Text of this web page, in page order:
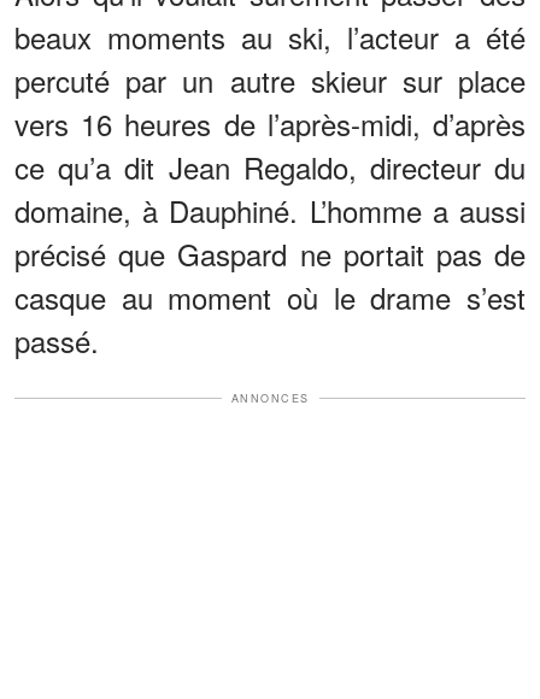
beaux moments au ski, l’acteur a été
percuté par un autre skieur sur place
vers 16 heures de l’après-midi, d’après
ce qu’a dit Jean Regaldo, directeur du
domaine, à Dauphiné. L’homme a aussi
précisé que Gaspard ne portait pas de
casque au moment où le drame s’est
passé.
ANNONCES